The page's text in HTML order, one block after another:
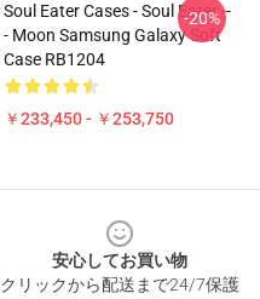
Soul Eater Cases - Soul Eater --
- Moon Samsung Galaxy Soft
Case RB1204
￥233,450 - ￥253,750
-20%
安心してお買い物
クリックから配送まで24/7保護